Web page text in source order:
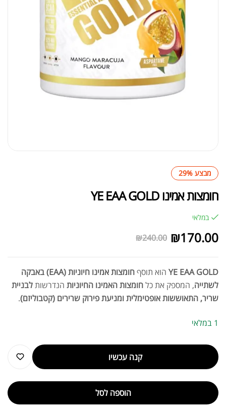
מבצע 29%
חומצות אמינו YE EAA GOLD
במלאי
₪240.00 ₪170.00
YE EAA GOLD הוא תוסף
חומצות אמינו חיוניות (EAA) באבקה
לשתייה, המספק את כלחומצות האמינו החיוניות הנדרשותלבניית
שריר, התאוששות אופטימלית ומניעת פירוק שרירים (קטבוליזם).
1 במלאי
קנה עכשיו
הוספה לסל